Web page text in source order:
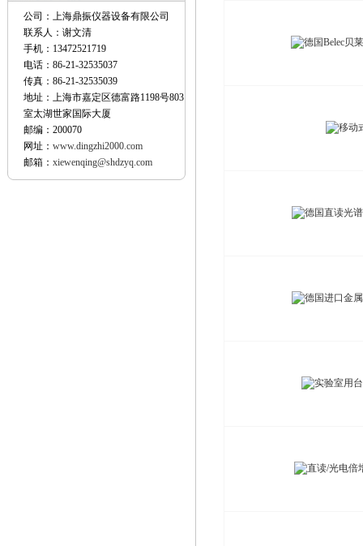
公司：上海鼎振仪器设备有限公司
联系人：谢文清
手机：13472521719
电话：86-21-32535037
传真：86-21-32535039
地址：上海市嘉定区德富路1198号803
室太湖世家国际大厦
邮编：200070
网址： www.dingzhi2000.com
邮箱： xiewenqing@shdzyq.com